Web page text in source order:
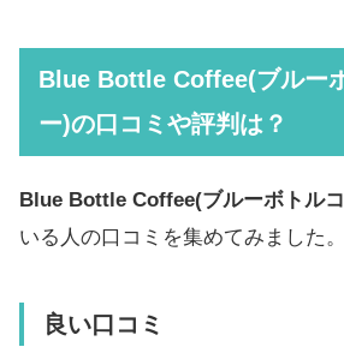
Blue Bottle Coffee(ブルー
ー)の口コミや評判は？
Blue Bottle Coffee(ブルーボトル
いる人の口コミを集めてみました。
良い口コミ